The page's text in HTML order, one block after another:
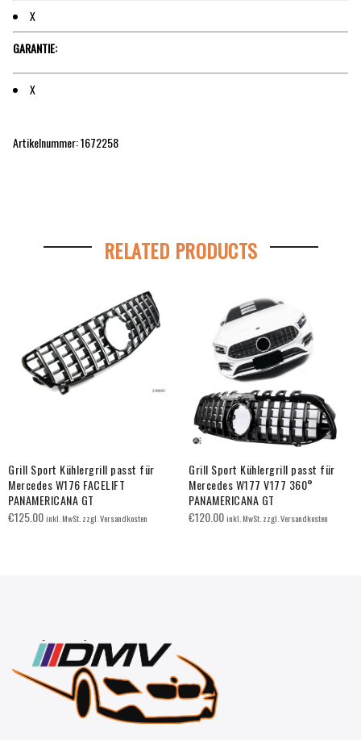
X
GARANTIE:
X
Artikelnummer: 1672258
RELATED PRODUCTS
Grill Sport Kühlergrill passt für
Mercedes W176 FACELIFT
PANAMERICANA GT
€125.00inkl. MwSt. zzgl. Versandkosten
Grill Sport Kühlergrill passt für
Mercedes W177 V177 360°
PANAMERICANA GT
€120.00inkl. MwSt. zzgl. Versandkosten